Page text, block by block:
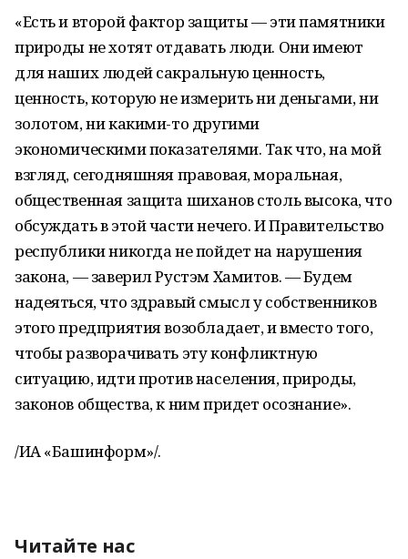
«Есть и второй фактор защиты — эти памятники
природы не хотят отдавать люди. Они имеют
для наших людей сакральную ценность,
ценность, которую не измерить ни деньгами, ни
золотом, ни какими-то другими
экономическими показателями. Так что, на мой
взгляд, сегодняшняя правовая, моральная,
общественная защита шиханов столь высока, что
обсуждать в этой части нечего. И Правительство
республики никогда не пойдет на нарушения
закона, — заверил Рустэм Хамитов. — Будем
надеяться, что здравый смысл у собственников
этого предприятия возобладает, и вместо того,
чтобы разворачивать эту конфликтную
ситуацию, идти против населения, природы,
законов общества, к ним придет осознание».
/ИА «Башинформ»/.
Читайте нас